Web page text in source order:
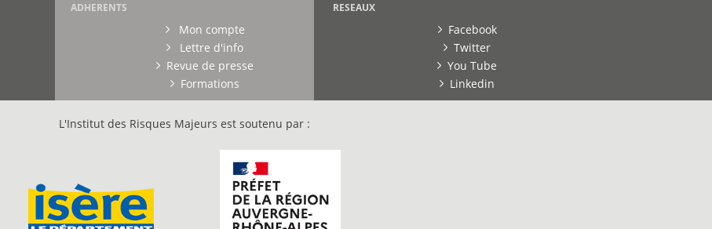
ADHERENTS
Mon compte
Lettre d'info
Revue de presse
Formations
RESEAUX
Facebook
Twitter
You Tube
Linkedin
L'Institut des Risques Majeurs est soutenu par :